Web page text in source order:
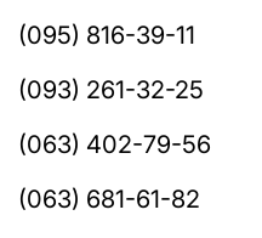
(095) 816-39-11
(093) 261-32-25
(063) 402-79-56
(063) 681-61-82